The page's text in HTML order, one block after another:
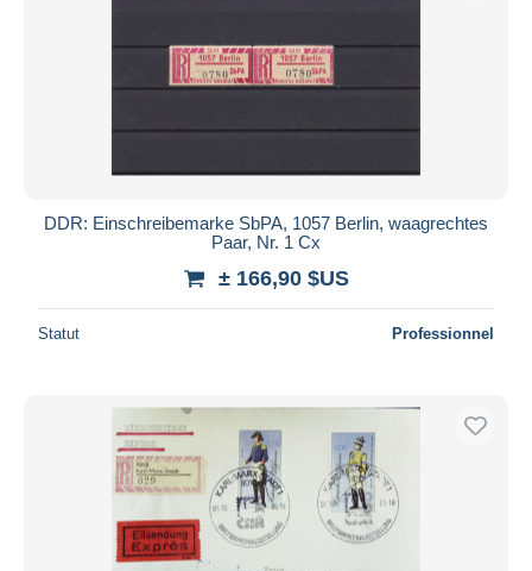
DDR: Einschreibemarke SbPA, 1057 Berlin, waagrechtes
Paar, Nr. 1 Cx
± 166,90 $US
Statut Professionnel